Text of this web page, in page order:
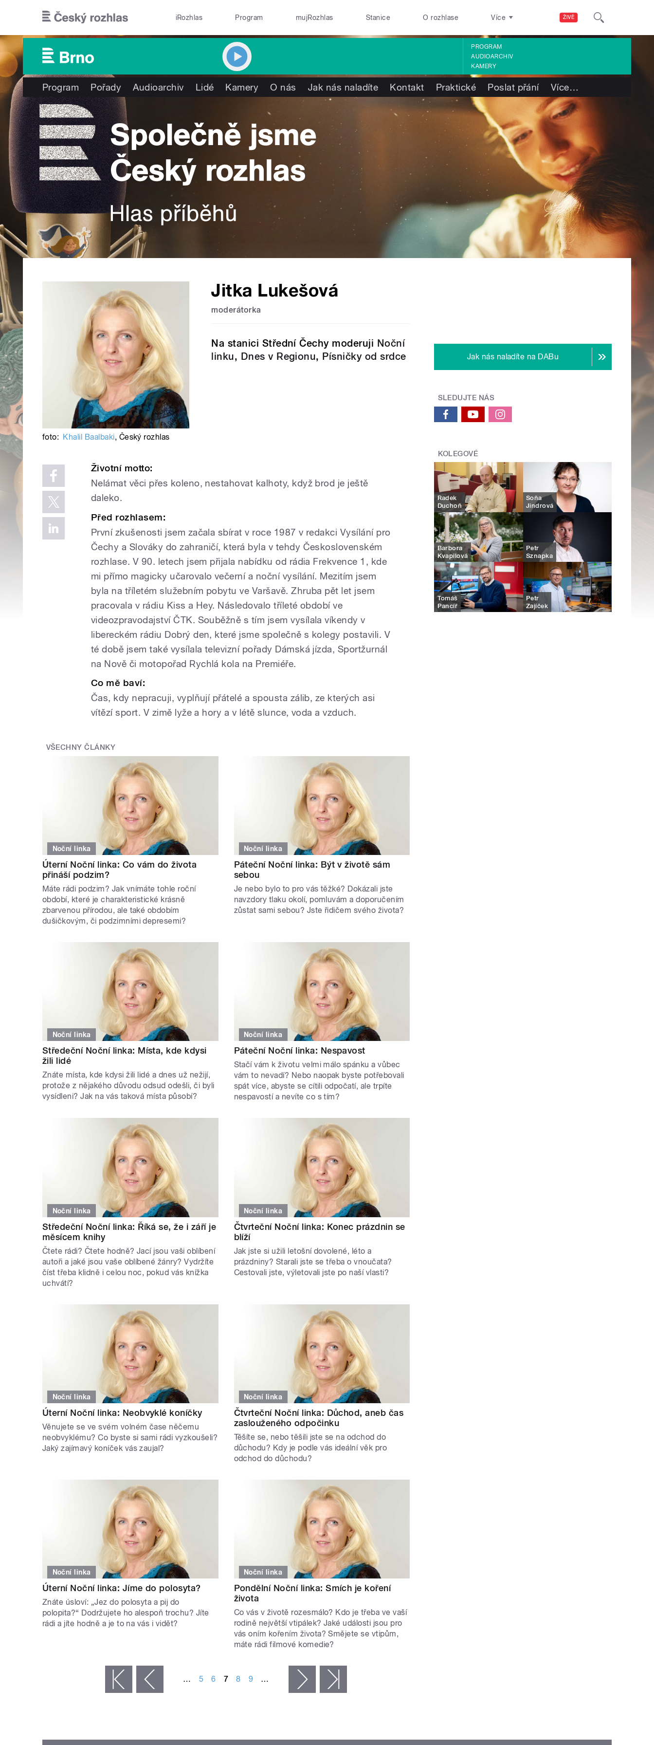
ŽIVĚ
iRozhlas Program mujRozhlas Stanice O rozhlase Více
PROGRAM
AUDIOARCHIV
KAMERY
Program Pořady Audioarchiv Lidé Kamery O nás Jak nás naladíte Kontakt Praktické Poslat přání Více…
Jitka Lukešová
moderátorka
Na stanici Střední Čechy moderuji Noční
linku, Dnes v Regionu, Písničky od srdce
foto: Khalil Baalbaki, Český rozhlas
Životní motto:
Nelámat věci přes koleno, nestahovat kalhoty, když brod je ještě
daleko.
Před rozhlasem:
První zkušenosti jsem začala sbírat v roce 1987 v redakci Vysílání pro
Čechy a Slováky do zahraničí, která byla v tehdy Československém
rozhlase. V 90. letech jsem přijala nabídku od rádia Frekvence 1, kde
mi přímo magicky učarovalo večerní a noční vysílání. Mezitím jsem
byla na tříletém služebním pobytu ve Varšavě. Zhruba pět let jsem
pracovala v rádiu Kiss a Hey. Následovalo tříleté období ve
videozpravodajství ČTK. Souběžně s tím jsem vysílala víkendy v
libereckém rádiu Dobrý den, které jsme společně s kolegy postavili. V
té době jsem také vysílala televizní pořady Dámská jízda, Sportžurnál
na Nově či motopořad Rychlá kola na Premiéře.
Co mě baví:
Čas, kdy nepracuji, vyplňují přátelé a spousta zálib, ze kterých asi
vítězí sport. V zimě lyže a hory a v létě slunce, voda a vzduch.
VŠECHNY ČLÁNKY
Noční linka
Úterní Noční linka: Co vám do života
přináší podzim?
Máte rádi podzim? Jak vnímáte tohle roční
období, které je charakteristické krásně
zbarvenou přírodou, ale také obdobím
dušičkovým, či podzimními depresemi?
Noční linka
Páteční Noční linka: Být v životě sám
sebou
Je nebo bylo to pro vás těžké? Dokázali jste
navzdory tlaku okolí, pomluvám a doporučením
zůstat sami sebou? Jste řidičem svého života?
Noční linka
Středeční Noční linka: Místa, kde kdysi
žili lidé
Znáte místa, kde kdysi žili lidé a dnes už nežijí,
protože z nějakého důvodu odsud odešli, či byli
vysídleni? Jak na vás taková místa působí?
Noční linka
Páteční Noční linka: Nespavost
Stačí vám k životu velmi málo spánku a vůbec
vám to nevadí? Nebo naopak byste potřebovali
spát více, abyste se cítili odpočatí, ale trpíte
nespavostí a nevíte co s tím?
Noční linka
Středeční Noční linka: Říká se, že i září je
měsícem knihy
Čtete rádi? Čtete hodně? Jací jsou vaši oblíbení
autoři a jaké jsou vaše oblíbené žánry? Vydržíte
číst třeba klidně i celou noc, pokud vás knížka
uchvátí?
Noční linka
Čtvrteční Noční linka: Konec prázdnin se
blíží
Jak jste si užili letošní dovolené, léto a
prázdniny? Starali jste se třeba o vnoučata?
Cestovali jste, výletovali jste po naší vlasti?
Noční linka
Úterní Noční linka: Neobvyklé koníčky
Věnujete se ve svém volném čase něčemu
neobvyklému? Co byste si sami rádi vyzkoušeli?
Jaký zajímavý koníček vás zaujal?
Noční linka
Čtvrteční Noční linka: Důchod, aneb čas
zaslouženého odpočinku
Těšíte se, nebo těšili jste se na odchod do
důchodu? Kdy je podle vás ideální věk pro
odchod do důchodu?
Noční linka
Úterní Noční linka: Jíme do polosyta?
Znáte úsloví: „Jez do polosyta a pij do
polopita?“ Dodržujete ho alespoň trochu? Jíte
rádi a jíte hodně a je to na vás i vidět?
Noční linka
Pondělní Noční linka: Smích je koření
života
Co vás v životě rozesmálo? Kdo je třeba ve vaší
rodině největší vtipálek? Jaké události jsou pro
vás oním kořením života? Smějete se vtipům,
máte rádi filmové komedie?
‹ předchozí … 5 6 7 8 9 … následující ›
Jak nás naladíte na DABu
SLEDUJTE NÁS
KOLEGOVÉ
Radek
Duchoň
Soňa
Jindrová
Barbora
Kvapilová
Petr
Sznapka
Tomáš
Pancíř
Petr
Zajíček